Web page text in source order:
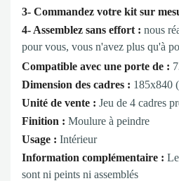
3- Commandez votre kit sur
4- Assemblez sans effort : nous
pour vous, vous n'avez plus qu'à
Compatible avec une porte de :
Dimension des cadres : 185x840
Unité de vente : Jeu de 4 cadres
Finition : Moulure à peindre
Usage : Intérieur
Information complémentaire :
sont ni peints ni assemblés